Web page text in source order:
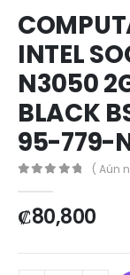
INTEL
N3050
BLACK
95-779-
( Aún
₡80,800